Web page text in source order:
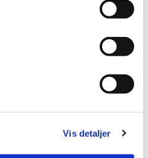
Vis detaljer
kunne lide...